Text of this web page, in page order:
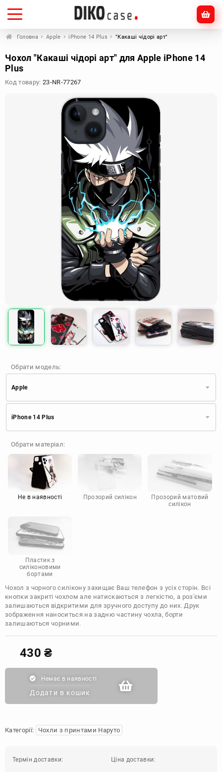
Головна Apple iPhone 14 Plus "Какаші чідорі арт"
Чохол "Какаші чідорі арт" для Apple iPhone 14
Plus
Код товару: 23-NR-77267
Обрати модель:
Apple
Apple
Huawei
TECNO
Google
Doogee
Infinix
Sony
Motorola
iPhone 14 Plus
Обрати матеріал:
Не в наявності Прозорий силікон
Прозорий матовий
силікон
Пластик з
силіконовими
бортами
Чохол з чорного силікону захищає Ваш телефон з усіх сторін. Всі
кнопки закриті чохлом але натискаються з легкістю, а роз'єми
залишаються відкритими для зручного доступу до них. Друк
зображення наноситься на задню частину чохла, борти
залишаються чорними.
430₴
Немає в наявності
Додати в кошик
Категорії: Чохли з принтами Наруто
Термін доставки: Ціна доставки: